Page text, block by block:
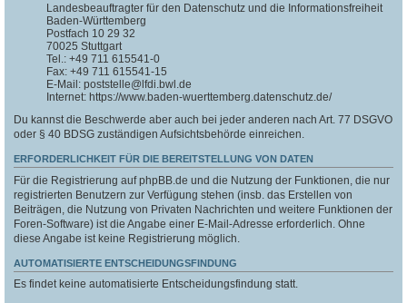
Landesbeauftragter für den Datenschutz und die Informationsfreiheit
Baden-Württemberg
Postfach 10 29 32
70025 Stuttgart
Tel.: +49 711 615541-0
Fax: +49 711 615541-15
E-Mail: poststelle@lfdi.bwl.de
Internet: https://www.baden-wuerttemberg.datenschutz.de/
Du kannst die Beschwerde aber auch bei jeder anderen nach Art. 77 DSGVO
oder § 40 BDSG zuständigen Aufsichtsbehörde einreichen.
ERFORDERLICHKEIT FÜR DIE BEREITSTELLUNG VON DATEN
Für die Registrierung auf phpBB.de und die Nutzung der Funktionen, die nur
registrierten Benutzern zur Verfügung stehen (insb. das Erstellen von
Beiträgen, die Nutzung von Privaten Nachrichten und weitere Funktionen der
Foren-Software) ist die Angabe einer E-Mail-Adresse erforderlich. Ohne
diese Angabe ist keine Registrierung möglich.
AUTOMATISIERTE ENTSCHEIDUNGSFINDUNG
Es findet keine automatisierte Entscheidungsfindung statt.